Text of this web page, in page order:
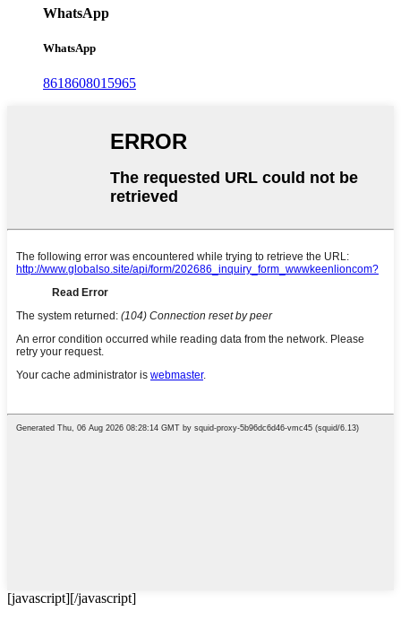
WhatsApp
WhatsApp
8618608015965
[javascript][/javascript]